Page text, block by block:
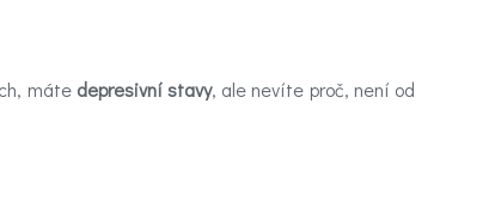
máte depresivní stavy, ale nevíte proč, není od